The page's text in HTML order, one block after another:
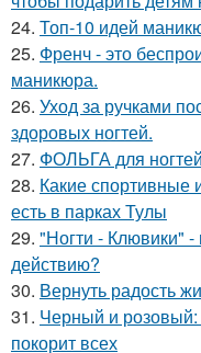
24. Топ-10 идей
25. Френч - это
маникюра.
26. Уход за ручками
здоровых ногтей.
27. ФОЛЬГА для
28. Какие спортивные
есть в парках Тулы
29. "Ногти - Клювики" -
действию?
30. Вернуть радость
31. Черный и
покорит всех